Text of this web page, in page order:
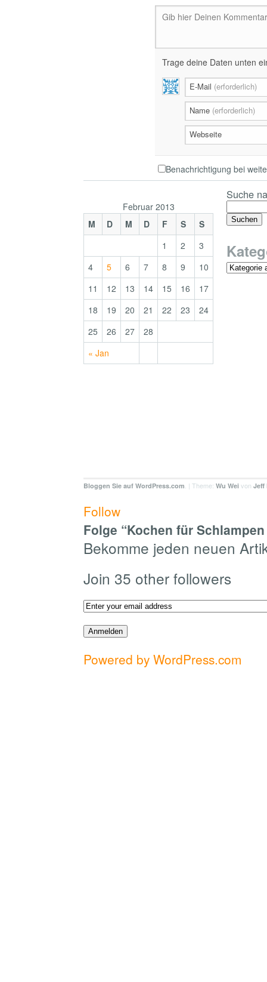
Gib hier Deinen
Trage deine Daten unten
E-Mail (erforderlich)
Name (erforderlich)
Webseite
Benachrichtigung bei
Februar 2013
M
D M D F S S
« Jan
1 2
3
4
5 6 7 8 9
10
11
12 13 14 15 16
17
18
19 20 21 22 23
24
25
26 27 28
Suche
Bloggen Sie auf WordPress.com. | Theme: Wu Wei von Jeff
Follow
Folge “Kochen für
Bekomme jeden neuen
Join 35 other followers
Powered by WordPress.com